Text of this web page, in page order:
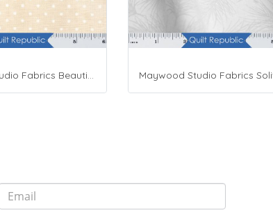
Maywood Studio Fabrics Beautiful Basics